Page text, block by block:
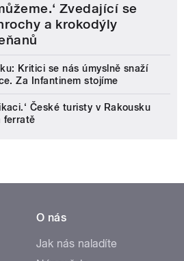
Zvedající se
a krokodýly
Kritici se nás úmyslně snaží
Za Infantinem stojíme
České turisty v Rakousku
ferratě
O nás
Jak nás naladíte